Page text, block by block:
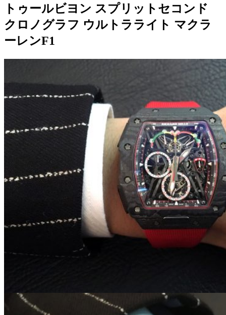
トゥールビヨン スプリットセコンド
クロノグラフ ウルトラライト マクラ
ーレンF1